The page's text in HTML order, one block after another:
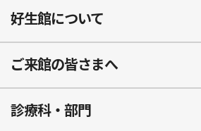
好生館について
ご来館の皆さまへ
診療科・部門